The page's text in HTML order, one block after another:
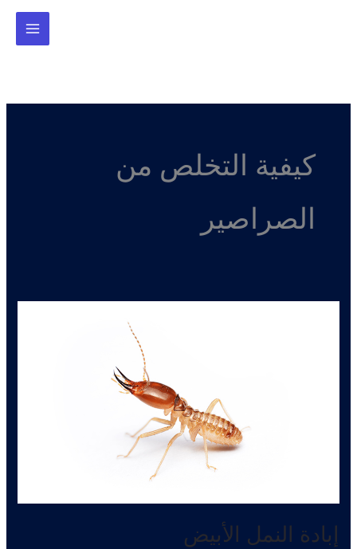
كيفية التخلص من
الصراصير
إبادة النمل الأبيض